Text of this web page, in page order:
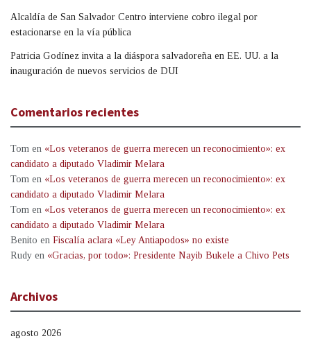
Alcaldía de San Salvador Centro interviene cobro ilegal por
estacionarse en la vía pública
Patricia Godínez invita a la diáspora salvadoreña en EE. UU. a la
inauguración de nuevos servicios de DUI
Comentarios recientes
Tom en «Los veteranos de guerra merecen un reconocimiento»: ex
candidato a diputado Vladimir Melara
Tom en «Los veteranos de guerra merecen un reconocimiento»: ex
candidato a diputado Vladimir Melara
Tom en «Los veteranos de guerra merecen un reconocimiento»: ex
candidato a diputado Vladimir Melara
Benito en Fiscalía aclara «Ley Antiapodos» no existe
Rudy en «Gracias, por todo»: Presidente Nayib Bukele a Chivo Pets
Archivos
agosto 2026